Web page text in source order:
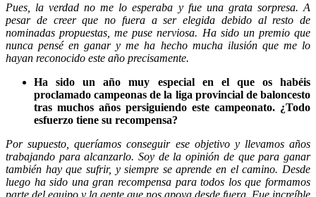
Pues, la verdad no me lo esperaba y fue una grata sorpresa. A
pesar de creer que no fuera a ser elegida debido al resto de
nominadas propuestas, me puse nerviosa. Ha sido un premio que
nunca pensé en ganar y me ha hecho mucha ilusión que me lo
hayan reconocido este año precisamente.
Ha sido un año muy especial en el que os habéis
proclamado campeonas de la liga provincial de baloncesto
tras muchos años persiguiendo este campeonato. ¿Todo
esfuerzo tiene su recompensa?
Por supuesto, queríamos conseguir ese objetivo y llevamos años
trabajando para alcanzarlo. Soy de la opinión de que para ganar
también hay que sufrir, y siempre se aprende en el camino. Desde
luego ha sido una gran recompensa para todos los que formamos
parte del equipo y la gente que nos apoya desde fuera. Fue increíble